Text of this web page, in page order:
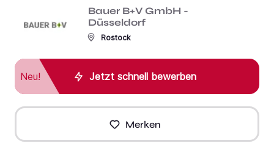
Bauer B+V GmbH -
Düsseldorf
Rostock
Jetzt schnell bewerben
Neu!
Merken